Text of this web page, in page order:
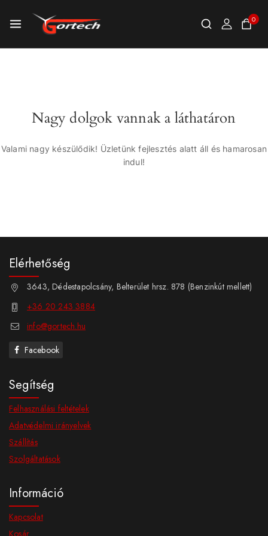
0
Nagy dolgok vannak a láthatáron
Valami nagy készülődik! Üzletünk fejlesztés alatt áll és hamarosan
indul!
Elérhetőség
3643, Dédestapolcsány, Belterület hrsz. 878 (Benzinkút mellett)
+36 20 243 3884
info@gortech.hu
Facebook
Segítség
Felhasználási feltételek
Adatvédelmi irányelvek
Szállítás
Szolgáltatások
Információ
Kapcsolat